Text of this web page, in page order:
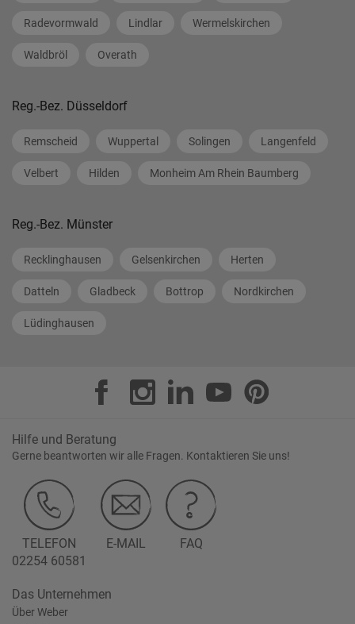
Radevormwald Lindlar Wermelskirchen
Waldbröl Overath
Reg.-Bez. Düsseldorf
Remscheid Wuppertal Solingen Langenfeld
Velbert Hilden Monheim Am Rhein Baumberg
Reg.-Bez. Münster
Recklinghausen Gelsenkirchen Herten
Datteln Gladbeck Bottrop Nordkirchen
Lüdinghausen
Hilfe und Beratung
Gerne beantworten wir alle Fragen. Kontaktieren Sie uns!
TELEFON
02254 60581
E-MAIL FAQ
Das Unternehmen
Über Weber